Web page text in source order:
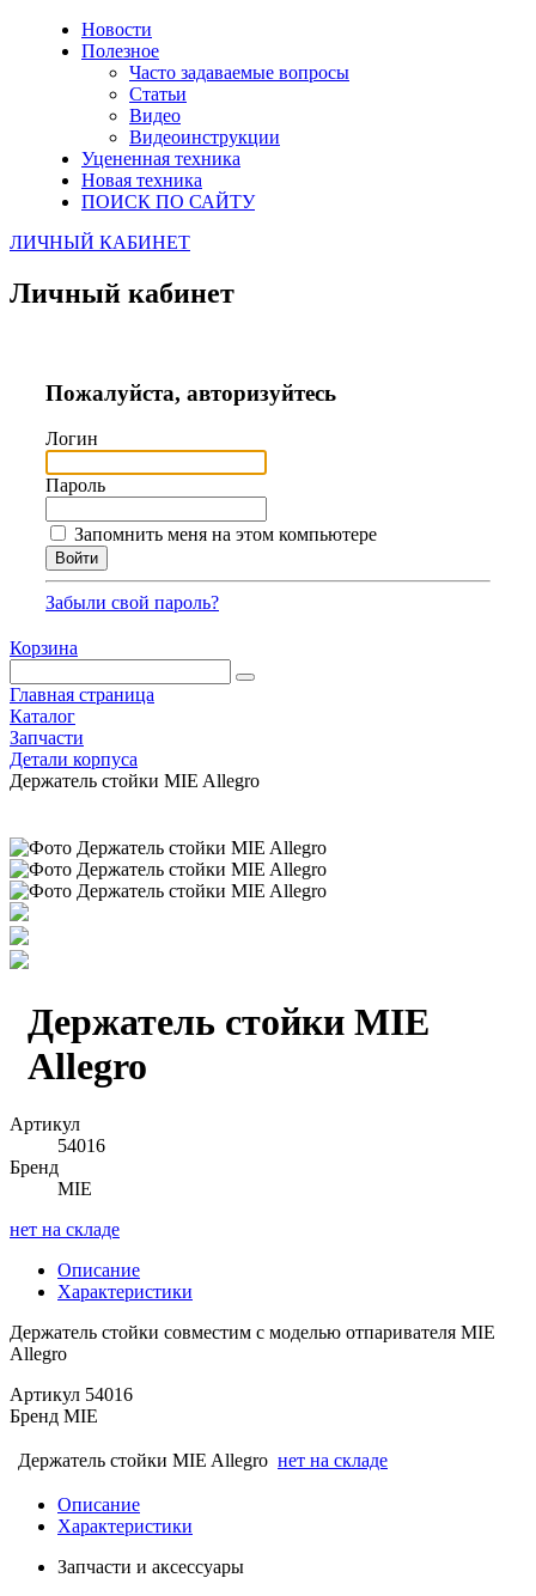
Новости
Полезное
Часто задаваемые вопросы
Статьи
Видео
Видеоинструкции
Уцененная техника
Новая техника
ПОИСК ПО САЙТУ
ЛИЧНЫЙ КАБИНЕТ
Личный кабинет
Пожалуйста, авторизуйтесь
Логин
Пароль
Запомнить меня на этом компьютере
Забыли свой пароль?
Корзина
Главная страница
Каталог
Запчасти
Детали корпуса
Держатель стойки MIE Allegro
Держатель стойки MIE
Allegro
Артикул
54016
Бренд
MIE
нет на складе
Описание
Характеристики
Держатель стойки совместим с моделью отпаривателя MIE
Allegro
Артикул 54016
Бренд MIE
Держатель стойки MIE Allegro нет на складе
Описание
Характеристики
Запчасти и аксессуары